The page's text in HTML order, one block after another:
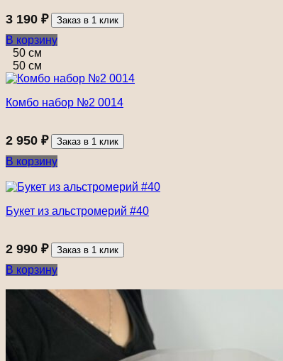
3 190 ₽ Заказ в 1 клик
В корзину
50 см
50 см
Комбо набор №2 0014
2 950 ₽ Заказ в 1 клик
В корзину
Букет из альстромерий #40
2 990 ₽ Заказ в 1 клик
В корзину